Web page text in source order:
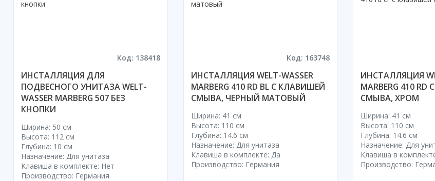
Код: 138418
ИНСТАЛЛЯЦИЯ ДЛЯ
ПОДВЕСНОГО УНИТАЗА WELT-
WASSER MARBERG 507 БЕЗ
КНОПКИ
Ширина: 50 см
Высота: 112 см
Глубина: 10 см
Назначение: Для унитаза
Клавиша в комплекте: Нет
Производство: Германия
Код: 163748
ИНСТАЛЛЯЦИЯ WELT-WASSER
MARBERG 410 RD BL С КЛАВИШЕЙ
СМЫВА, ЧЕРНЫЙ МАТОВЫЙ
Ширина: 41 см
Высота: 110 см
Глубина: 14.6 см
Назначение: Для унитаза
Клавиша в комплекте: Да
Производство: Германия
ИНСТАЛЛЯЦИЯ
MARBERG 410
СМЫВА, ХРОМ
Ширина: 41 см
Высота: 110 см
Глубина: 14.6 см
Назначение: Для
Клавиша в
Производство: